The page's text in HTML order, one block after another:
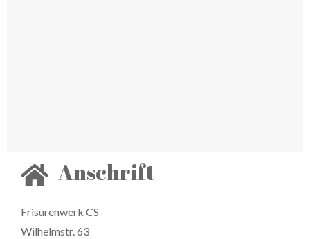
Anschrift
Frisurenwerk CS
Wilhelmstr. 63